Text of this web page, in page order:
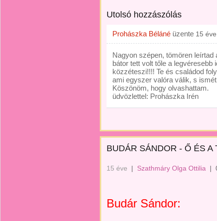
Utolsó hozzászólás
Prohászka Béláné üzente 15 éve
Nagyon szépen, tömören
bátor tett volt tőle a
közzéteszi!!!! Te és családod
ami egyszer valóra válik, s
Köszönöm, hogy olvashattam.
üdvözlettel: Prohászka Irén
BUDÁR SÁNDOR - Ő ÉS A
15 éve | Szathmáry Olga Ottilia |
Budár Sándor: